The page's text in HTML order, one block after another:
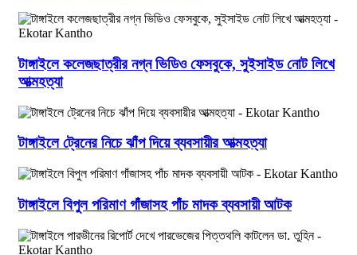
টাঙ্গাইলে কলেজছাত্রীর নগ্ন ভিডিও ফেসবুকে, সুইসাইড নোট লিখে
আত্মহত্যা
টাঙ্গাইলে ট্রেনের নিচে ঝাঁপ দিয়ে ব্যবসায়ীর আত্মহত্যা
টাঙ্গাইলে বিপুল পরিমাণ গাঁজাসহ পাঁচ মাদক ব্যবসায়ী আটক